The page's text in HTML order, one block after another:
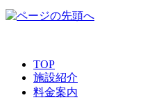
TOP
施設紹介
料金案内